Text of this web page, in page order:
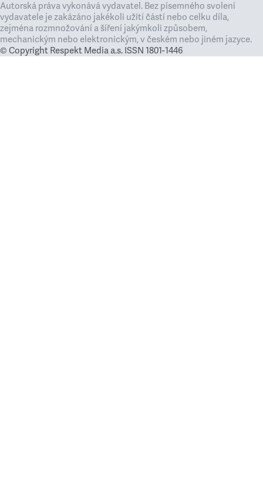
Autorská práva vykonává vydavatel. Bez písemného svolení
vydavatele je zakázáno jakékoli užití částí nebo celku díla,
zejména rozmnožování a šíření jakýmkoli způsobem,
mechanickým nebo elektronickým, v českém nebo jiném jazyce.
© Copyright Respekt Media a.s. ISSN 1801-1446